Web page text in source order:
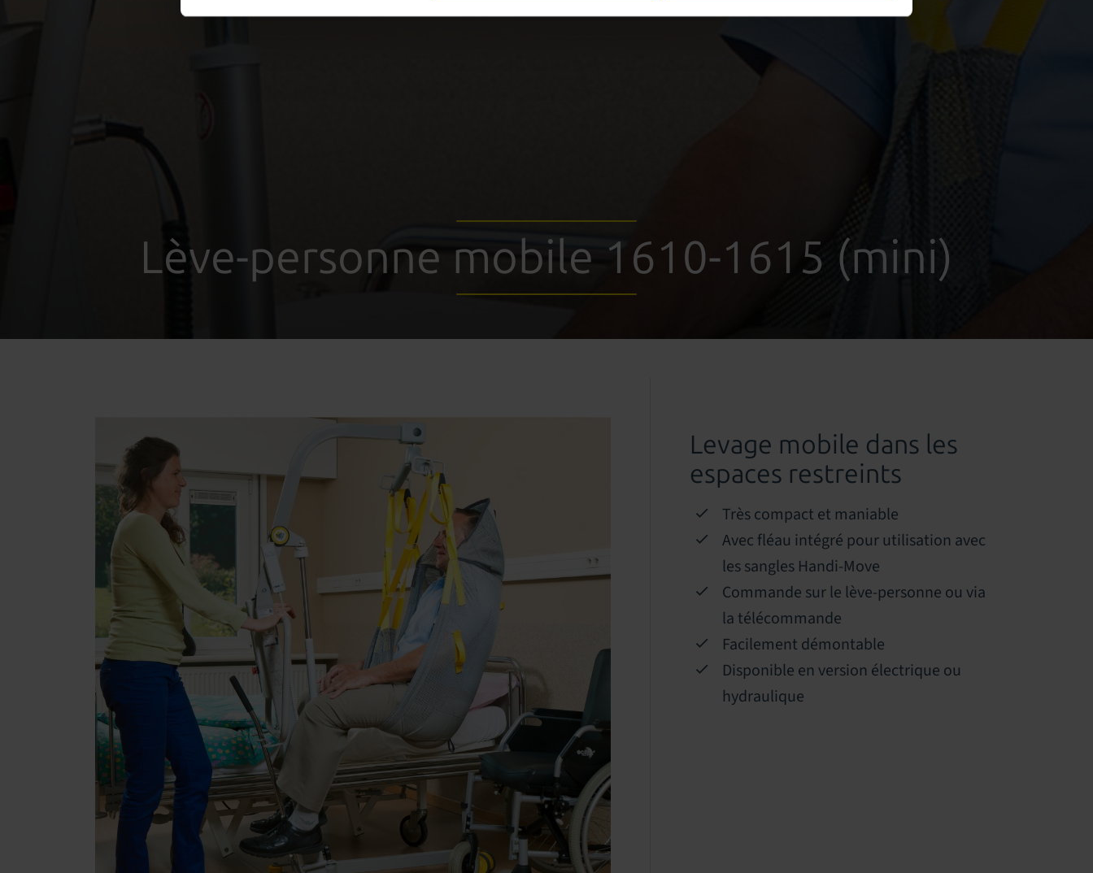
Lève-personne mobile 1610-1615 (mini)
Levage mobile dans les
espaces restreints
Très compact et maniable
Avec fléau intégré pour utilisation avec
les sangles Handi-Move
Commande sur le lève-personne ou via
la télécommande
Facilement démontable
Disponible en version électrique ou
hydraulique